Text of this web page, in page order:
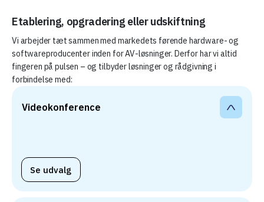
Etablering, opgradering eller udskiftning
Vi arbejder tæt sammen med markedets førende hardware- og
softwareproducenter inden for AV-løsninger. Derfor har vi altid
fingeren på pulsen – og tilbyder løsninger og rådgivning i
forbindelse med:
Se udvalg